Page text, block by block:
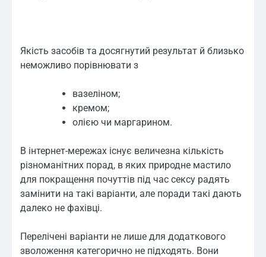
Якість засобів та досягнутий результат й близько
неможливо порівнювати з
вазеліном;
кремом;
олією чи маргарином.
В інтернет-мережах існує величезна кількість
різноманітних порад, в яких природне мастило
для покращення почуттів під час сексу радять
замінити на такі варіанти, але поради такі дають
далеко не фахівці.
Перелічені варіанти не лише для додаткового
зволоження категорично не підходять. Вони